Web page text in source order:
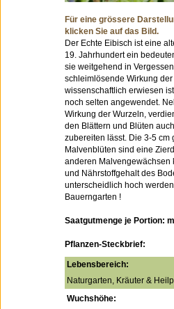
Für eine grössere
klicken Sie auf das Bild.
Der Echte Eibisch ist eine
19. Jahrhundert ein
sie weitgehend in
schleimlösende Wirkung der
wissenschaftlich erwiesen
noch selten angewendet.
Wirkung der Wurzeln,
den Blättern und Blüten
zubereiten lässt. Die 3-5
Malvenblüten sind eine
anderen Malvengewächsen
und Nährstoffgehalt des
unterscheidlich hoch
Bauerngarten !
Saatgutmenge je Portion:
Pflanzen-Steckbrief:
Lebensbereich:
Naturgarten, Kräuter &
Wuchshöhe: